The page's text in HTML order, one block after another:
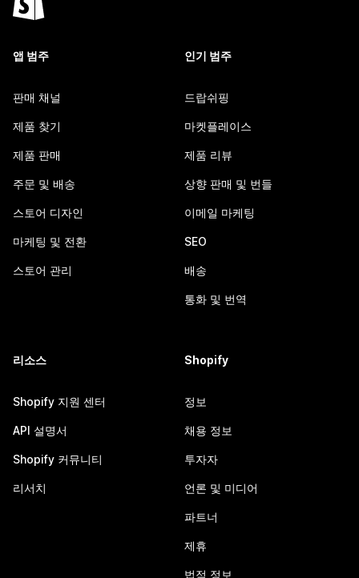
앱 범주
판매 채널
제품 찾기
제품 판매
주문 및 배송
스토어 디자인
마케팅 및 전환
스토어 관리
인기 범주
드랍쉬핑
마켓플레이스
제품 리뷰
상향 판매 및 번들
이메일 마케팅
SEO
배송
통화 및 번역
리소스
Shopify 지원 센터
API 설명서
Shopify 커뮤니티
리서치
Shopify
정보
채용 정보
투자자
언론 및 미디어
파트너
제휴
법적 정보